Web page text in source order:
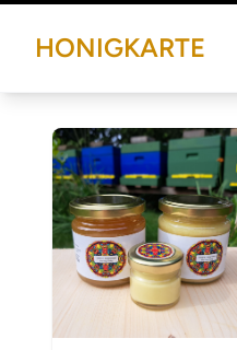
HONIGKARTE